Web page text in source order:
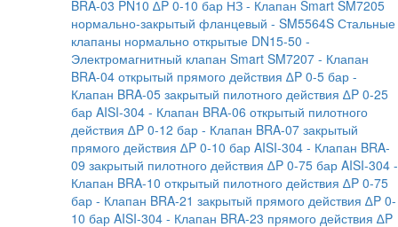
BRA-03 PN10 ∆P 0-10 бар НЗ - Клапан Smart SM7205
нормально-закрытый фланцевый - SM5564S Стальные
клапаны нормально открытые DN15-50 -
Электромагнитный клапан Smart SM7207 - Клапан
BRA-04 открытый прямого действия ∆P 0-5 бар -
Клапан BRA-05 закрытый пилотного действия ∆P 0-25
бар AISI-304 - Клапан BRA-06 открытый пилотного
действия ∆P 0-12 бар - Клапан BRA-07 закрытый
прямого действия ∆P 0-10 бар AISI-304 - Клапан BRA-
09 закрытый пилотного действия ∆P 0-75 бар AISI-304 -
Клапан BRA-10 открытый пилотного действия ∆P 0-75
бар - Клапан BRA-21 закрытый прямого действия ∆P 0-
10 бар AISI-304 - Клапан BRA-23 прямого действия ∆P